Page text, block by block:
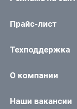
Прайс-лист
Техподдержка
О компании
Наши вакансии